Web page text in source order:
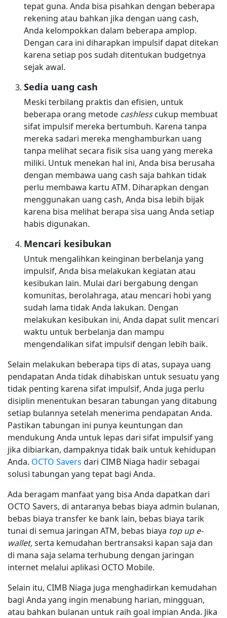
tepat guna. Anda bisa pisahkan dengan beberapa
rekening atau bahkan jika dengan uang cash,
Anda kelompokkan dalam beberapa amplop.
Dengan cara ini diharapkan impulsif dapat ditekan
karena setiap pos sudah ditentukan budgetnya
sejak awal.
Sedia uang cash
Meski terbilang praktis dan efisien, untuk
beberapa orang metode cashlesscukup membuat
sifat impulsif mereka bertumbuh. Karena tanpa
mereka sadari mereka menghamburkan uang
tanpa melihat secara fisik sisa uang yang mereka
miliki. Untuk menekan hal ini, Anda bisa berusaha
dengan membawa uang cash saja bahkan tidak
perlu membawa kartu ATM. Diharapkan dengan
menggunakan uang cash, Anda bisa lebih bijak
karena bisa melihat berapa sisa uang Anda setiap
habis digunakan.
Mencari kesibukan
Untuk mengalihkan keinginan berbelanja yang
impulsif, Anda bisa melakukan kegiatan atau
kesibukan lain. Mulai dari bergabung dengan
komunitas, berolahraga, atau mencari hobi yang
sudah lama tidak Anda lakukan. Dengan
melakukan kesibukan ini, Anda dapat sulit mencari
waktu untuk berbelanja dan mampu
mengendalikan sifat impulsif dengan lebih baik.
Selain melakukan beberapa tips di atas, supaya uang
pendapatan Anda tidak dihabiskan untuk sesuatu yang
tidak penting karena sifat impulsif, Anda juga perlu
disiplin menentukan besaran tabungan yang ditabung
setiap bulannya setelah menerima pendapatan Anda.
Pastikan tabungan ini punya keuntungan dan
mendukung Anda untuk lepas dari sifat impulsif yang
jika dibiarkan, dampaknya tidak baik untuk kehidupan
Anda. OCTO Savers dari CIMB Niaga hadir sebagai
solusi tabungan yang tepat bagi Anda.
Ada beragam manfaat yang bisa Anda dapatkan dari
OCTO Savers, di antaranya bebas biaya admin bulanan,
bebas biaya transfer ke bank lain, bebas biaya tarik
tunai di semua jaringan ATM, bebas biaya top up e-
wallet,serta kemudahan bertransaksi kapan saja dan
di mana saja selama terhubung dengan jaringan
internet melalui aplikasi OCTO Mobile.
Selain itu, CIMB Niaga juga menghadirkan kemudahan
bagi Anda yang ingin menabung harian, mingguan,
atau bahkan bulanan untuk raih goal impian Anda. Jika